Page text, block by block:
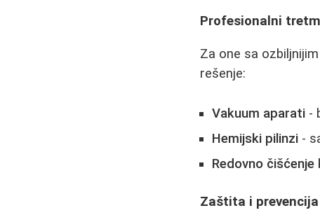
Profesionalni
Za one sa
rešenje:
Vakuum aparati -
Hemijski pilinzi -
Redovno
Zaštita i prevencija